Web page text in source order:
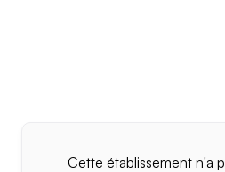
Cette établissement n'a